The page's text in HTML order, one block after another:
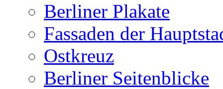
Berliner Plakate
Fassaden der
Ostkreuz
Berliner Seitenblicke